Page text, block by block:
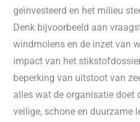
geïnvesteerd en het milieu
Denk bijvoorbeeld aan
windmolens en de inzet van
impact van het
beperking van uitstoot van
alles wat de organisatie doet
veilige, schone en duurzame